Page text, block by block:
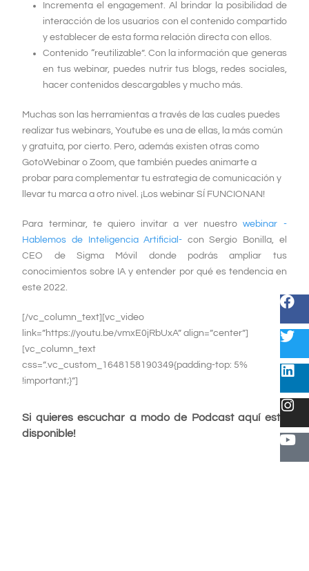
Incrementa el engagement. Al brindar la posibilidad de
interacción de los usuarios con el contenido compartido
y establecer de esta forma relación directa con ellos.
Contenido “reutilizable”. Con la información que generas
en tus webinar, puedes nutrir tus blogs, redes sociales,
hacer contenidos descargables y mucho más.
Muchas son las herramientas a través de las cuales puedes
realizar tus webinars, Youtube es una de ellas, la más común
y gratuita, por cierto. Pero, además existen otras como
GotoWebinar o Zoom, que también puedes animarte a
probar para complementar tu estrategia de comunicación y
llevar tu marca a otro nivel. ¡Los webinar SÍ FUNCIONAN!
Para terminar, te quiero invitar a ver nuestrowebinar -
Hablemos de Inteligencia Artificial- con Sergio Bonilla, el
CEO de Sigma Móvil donde podrás ampliar tus
conocimientos sobre IA y entender por qué es tendencia en
este 2022.
[/vc_column_text][vc_video
link=”https://youtu.be/vmxE0jRbUxA” align=”center”]
[vc_column_text
css=”.vc_custom_1648158190349{padding-top: 5%
!important;}”]
Si quieres escuchar a modo de Podcast aquí está
disponible!